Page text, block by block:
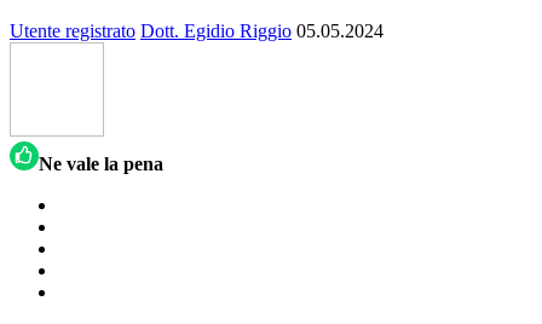
Utente registrato Dott. Egidio Riggio 05.05.2024
Ne vale la pena